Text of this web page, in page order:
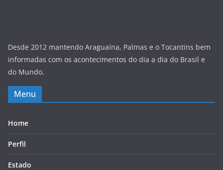
Desde 2012 mantendo Araguaína, Palmas e o Tocantins bem
informadas com os acontecimentos do dia a dia do Brasil e
do Mundo.
Menu
Home
Perfil
Estado